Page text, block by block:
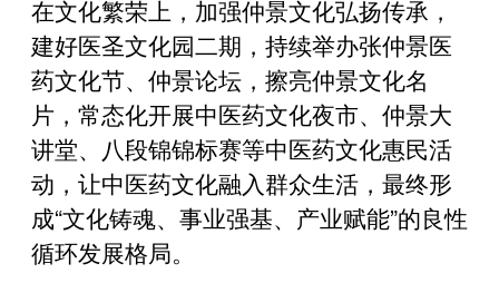
在文化繁荣上，加强仲景文化弘扬传承，
建好医圣文化园二期，持续举办张仲景医
药文化节、仲景论坛，擦亮仲景文化名
片，常态化开展中医药文化夜市、仲景大
讲堂、八段锦锦标赛等中医药文化惠民活
动，让中医药文化融入群众生活，最终形
成“文化铸魂、事业强基、产业赋能”的良性
循环发展格局。